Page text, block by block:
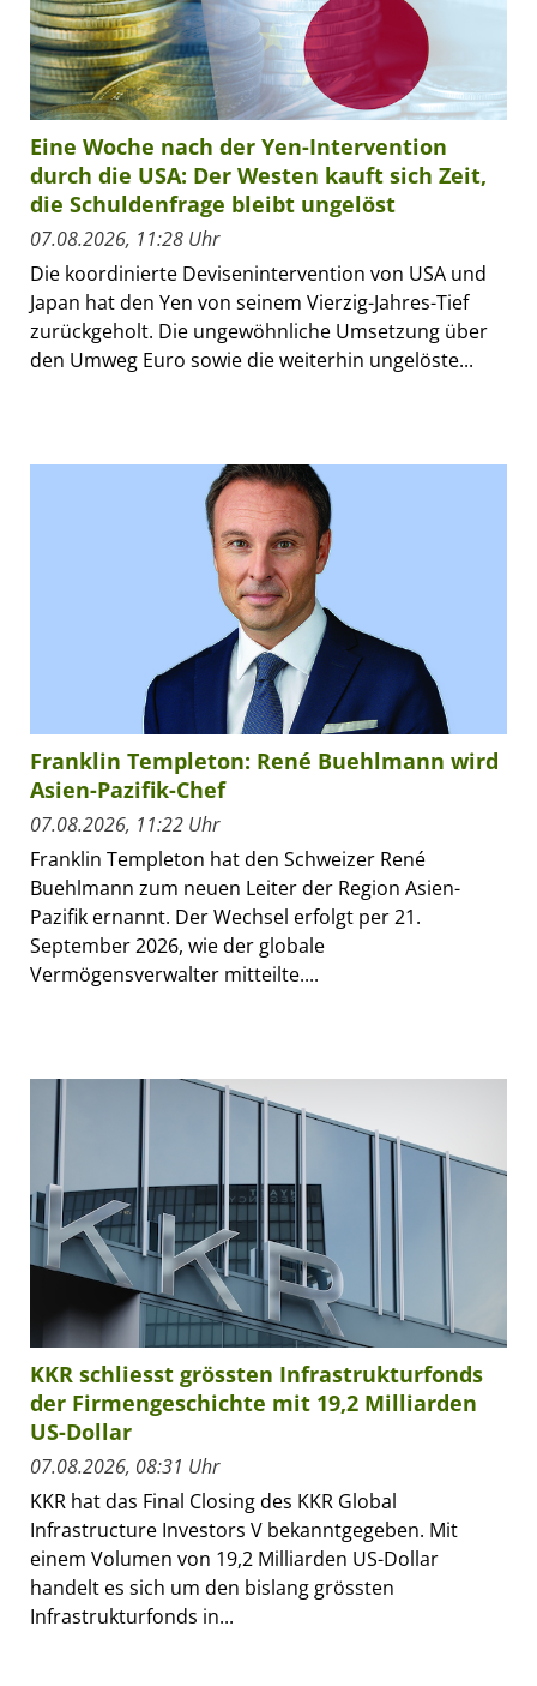
Eine Woche nach der Yen-Intervention
durch die USA: Der Westen kauft sich Zeit,
die Schuldenfrage bleibt ungelöst
07.08.2026, 11:28 Uhr
Die koordinierte Devisenintervention von USA und
Japan hat den Yen von seinem Vierzig-Jahres-Tief
zurückgeholt. Die ungewöhnliche Umsetzung über
den Umweg Euro sowie die weiterhin ungelöste...
Franklin Templeton: René Buehlmann wird
Asien-Pazifik-Chef
07.08.2026, 11:22 Uhr
Franklin Templeton hat den Schweizer René
Buehlmann zum neuen Leiter der Region Asien-
Pazifik ernannt. Der Wechsel erfolgt per 21.
September 2026, wie der globale
Vermögensverwalter mitteilte....
KKR schliesst grössten Infrastrukturfonds
der Firmengeschichte mit 19,2 Milliarden
US-Dollar
07.08.2026, 08:31 Uhr
KKR hat das Final Closing des KKR Global
Infrastructure Investors V bekanntgegeben. Mit
einem Volumen von 19,2 Milliarden US-Dollar
handelt es sich um den bislang grössten
Infrastrukturfonds in...